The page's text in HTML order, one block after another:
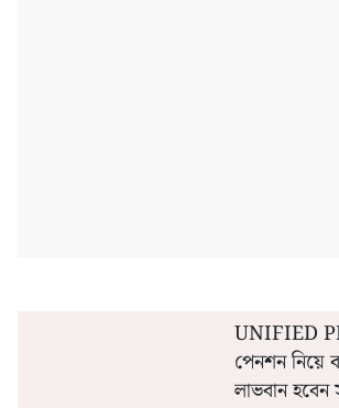
UNIFIED
পেনশন নিয়ে
লাভবান হবেন
'এই' মাসেই সরকারি কর্মীদের